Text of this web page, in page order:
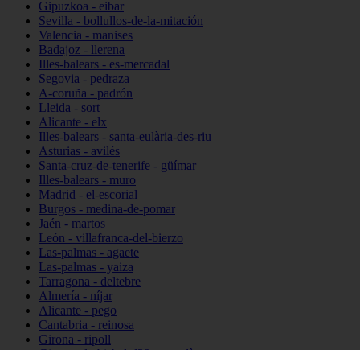
Gipuzkoa - eibar
Sevilla - bollullos-de-la-mitación
Valencia - manises
Badajoz - llerena
Illes-balears - es-mercadal
Segovia - pedraza
A-coruña - padrón
Lleida - sort
Alicante - elx
Illes-balears - santa-eulària-des-riu
Asturias - avilés
Santa-cruz-de-tenerife - güímar
Illes-balears - muro
Madrid - el-escorial
Burgos - medina-de-pomar
Jaén - martos
León - villafranca-del-bierzo
Las-palmas - agaete
Las-palmas - yaiza
Tarragona - deltebre
Almería - níjar
Alicante - pego
Cantabria - reinosa
Girona - ripoll